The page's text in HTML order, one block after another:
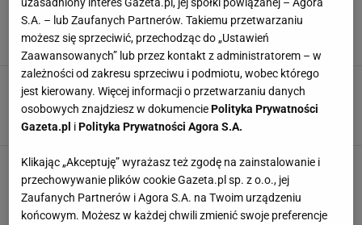
Włosi usłyszeli, co powiedział Zalewski i się
zaczęło. Słowa poszły w świat
Jakub Trochimowicz,22 LUTEGO 2025, 13:25
Lewandowski dołączył do Leo Messiego.
Niewiarygodne
Agnieszka Piskorz,19 LUTEGO 2025, 11:02
Legenda Barcelony się doigrała. FIFA nie miała
litości
Hubert Pawlik,1 PAŹDZIERNIKA 2024, 21:46
S.A. – lub Zaufanych Partnerów. Takiemu przetwarzaniu
możesz się sprzeciwić, przechodząc do „Ustawień
Zaawansowanych” lub przez kontakt z administratorem – w
zależności od zakresu sprzeciwu i podmiotu, wobec którego
jest kierowany. Więcej informacji o przetwarzaniu danych
osobowych znajdziesz w dokumenciePolityka Prywatności
Gazeta.pl iPolityka Prywatności Agora S.A.
Klikając „Akceptuję” wyrażasz też zgodę na zainstalowanie i
przechowywanie plików cookie Gazeta.pl sp. z o.o., jej
Zaufanych Partnerów i Agora S.A. na Twoim urządzeniu
końcowym. Możesz w każdej chwili zmienić swoje preferencje